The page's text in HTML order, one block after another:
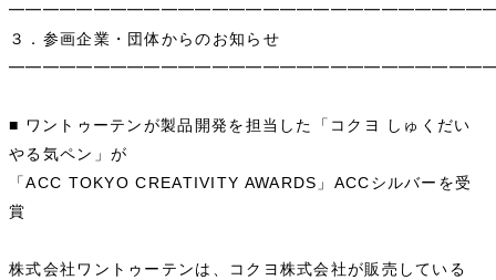
３．参画企業・団体からのお知らせ
■ ワントゥーテンが製品開発を担当した「コクヨ しゅくだい
やる気ペン」が
「ACC TOKYO CREATIVITY AWARDS」ACCシルバーを受
賞
株式会社ワントゥーテンは、コクヨ株式会社が販売している